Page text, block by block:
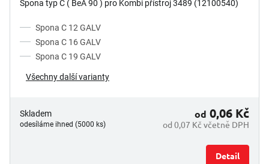
Spona typ C ( BeA 90 ) pro Kombi přístroj 3489 (12100540)
Spona C 12 GALV
Spona C 16 GALV
Spona C 19 GALV
Všechny další varianty
Skladem
odesíláme ihned (5000 ks) od 0,07 Kč včetně DPH
od 0,06 Kč
Detail